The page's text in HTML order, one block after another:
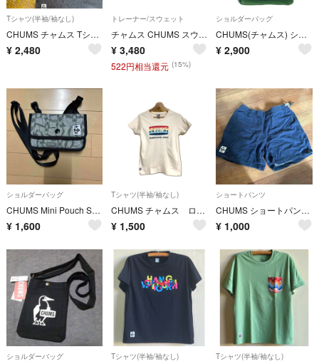
Tシャツ(半袖/袖なし)
CHUMS チャムス Tシャツ アウトドア キャンプ
¥ 2,480
トレーナー/スウェット
チャムス CHUMS スウェット 半袖 レディース L ネイビー コットン100％ 胸ポケット ボックスロゴ ボックスシルエット アウトドア CH10-1198
¥ 3,480
522円相当還元 (15%)
ショルダーバッグ
CHUMS(チャムス) ショルダーバッグ - グリーン 斜めがけ
¥ 2,900
ショルダーバッグ
CHUMS Mini Pouch Sweat チャムス ショルダー スウェット バッグ
¥ 1,600
Tシャツ(半袖/袖なし)
CHUMS チャムス ロゴプリント 半袖Tシャツ ベージュオートミール アウトドア レディース セレクト 古着
¥ 1,500
ショートパンツ
CHUMS ショートパンツ サイズL
¥ 1,000
ショルダーバッグ Tシャツ(半袖/袖なし) Tシャツ(半袖/袖なし)